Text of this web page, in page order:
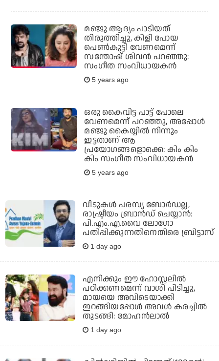
മഞ്ജു ആദ്യം പാടിയത്
തിരുത്തിച്ചു, കിളി പോയ
പെണ്‍കുട്ടി വേണമെന്ന്
സന്തോഷ് ശിവന്‍ പറഞ്ഞു:
സംഗീത സംവിധായകന്‍
5 years ago
ഒരു കൈവിട്ട പാട്ട് പോലെ
വേണമെന്ന് പറഞ്ഞു, അപ്പോള്‍
മഞ്ജു കൈയ്യില്‍ നിന്നും
ഇട്ടതാണ് ആ
പ്രയോഗങ്ങളൊക്കെ: കിം കിം
കിം സംഗീത സംവിധായകന്‍
5 years ago
വീടുകൾ പരസ്യ ബോർഡല്ല,
രാഷ്ട്രീയം ബ്രാൻഡ് ചെയ്യാൻ:
പി.എം.എ.വൈ ലോ​ഗോ
പതിപ്പിക്കുന്നതിനെതിരെ ബ്രിട്ടാസ്
1 day ago
എനിക്കും ഈ ഹോസ്റ്റലില്‍
പഠിക്കണമെന്ന് വാശി പിടിച്ചു,
മായയെ അവിടെയാക്കി
ഇറങ്ങിയപ്പോള്‍ അവള്‍ കരച്ചില്‍
തുടങ്ങി: മോഹന്‍ലാല്‍
1 day ago